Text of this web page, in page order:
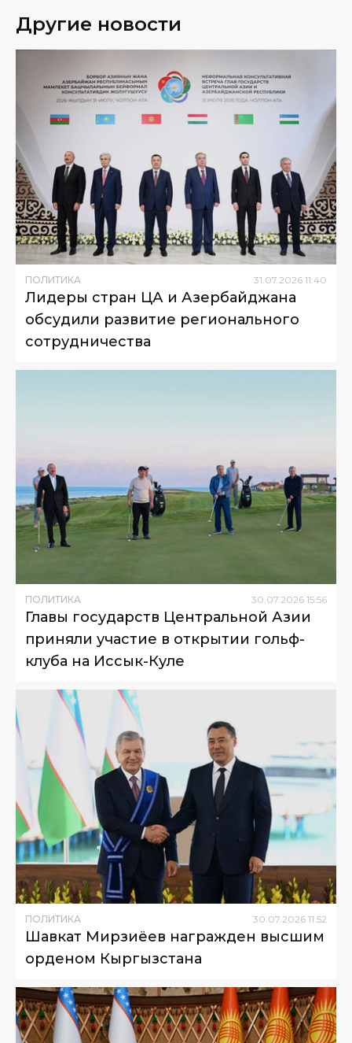
Другие новости
ПОЛИТИКА 31 07 2026 11:40
Лидеры стран ЦА и Азербайджана
обсудили развитие регионального
сотрудничества
ПОЛИТИКА 30.07.2026 15:56
Главы государств Центральной Азии
приняли участие в открытии гольф-
клуба на Иссык-Куле
ПОЛИТИКА 30.07.2026 11:52
Шавкат Мирзиёев награжден высшим
орденом Кыргызстана